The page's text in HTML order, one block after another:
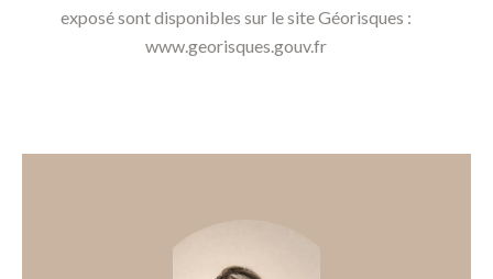
exposé sont disponibles sur le site Géorisques :
www.georisques.gouv.fr